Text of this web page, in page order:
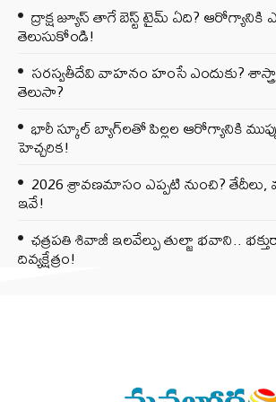
ద్రాక్ష జ్యూస్ తాగే బెస్ట్ టైమ్ ఏది? ఆరోగ్యానికి
తెలుసుకోండి!
సరస్వతీదేవి వాహనం హంసే ఎందుకు?
తెలుసా?
భారీ స్కూల్ బ్యాగ్‌లతో పిల్లల ఆరోగ్యానికి
హెచ్చరిక!
2026 శ్రావణమాసం ఎప్పటి నుంచి? తేదీలు,
ఇవే!
ఛత్రపతి శివాజీ ఇలవేల్పు తుల్జా భవాని..
దివ్యక్షేత్రం!